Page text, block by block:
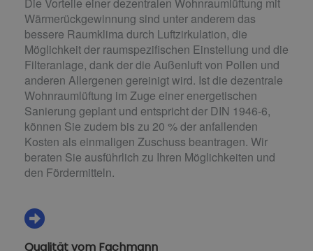
Wärmerückgewinnung sind unter anderem das
bessere Raumklima durch Luftzirkulation, die
Möglichkeit der raumspezifischen Einstellung und die
Filteranlage, dank der die Außenluft von Pollen und
anderen Allergenen gereinigt wird. Ist die dezentrale
Wohnraumlüftung im Zuge einer energetischen
Sanierung geplant und entspricht der DIN 1946-6,
können Sie zudem bis zu 20 % der anfallenden
Kosten als einmaligen Zuschuss beantragen. Wir
beraten Sie ausführlich zu Ihren Möglichkeiten und
den Fördermitteln.
Qualität vom Fachmann